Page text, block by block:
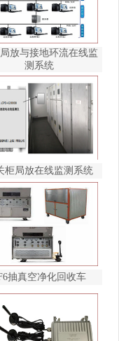
放与接地环流在线监
测系统
柜局放在线监测系统
抽真空净化回收车